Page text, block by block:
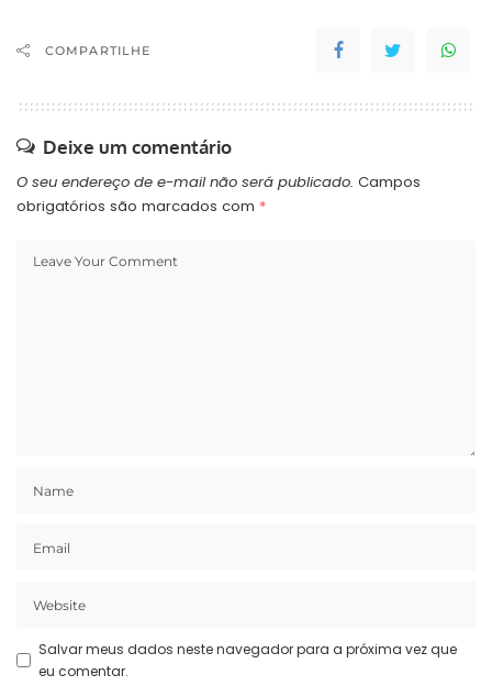
COMPARTILHE
Deixe um comentário
O seu endereço de e-mail não será publicado. Campos
obrigatórios são marcados com *
Salvar meus dados neste navegador para a próxima vez que
eu comentar.